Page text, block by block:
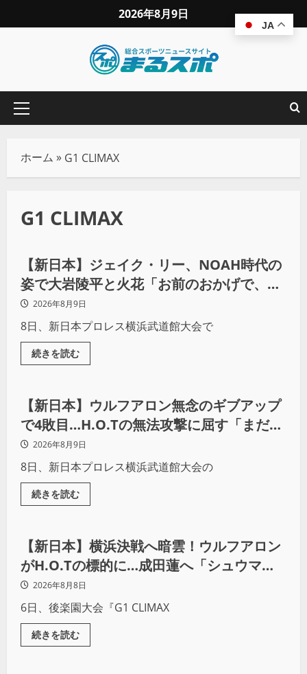
2026年8月9日
ホーム » G1 CLIMAX
G1 CLIMAX
プロレス
【新日本】ジェイク・リー、NOAH時代の
姿で大岩陵平と火花「お前のおかげで、忘
れてたもの思い出したわ」
2026年8月9日
8日、新日本プロレス横浜武道館大会で
続きを読む
プロレス
【新日本】ウルフアロン無念のギブアップ
で4敗目…H.O.Tの無法攻撃に屈す「まだま
だ俺自身の力はこんなもんだなって」
2026年8月9日
8日、新日本プロレス横浜武道館大会の
続きを読む
プロレス
【新日本】横浜決戦へ暗雲！ウルフアロン
がH.O.Tの標的に…成田蓮へ「シュウマイ
にしてやる」と怒り爆発
2026年8月8日
6日、後楽園大会『G1 CLIMAX
続きを読む
プロレス
JA